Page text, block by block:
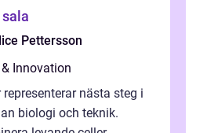
Pettersson
Innovation
nästa steg i
biologi och teknik.